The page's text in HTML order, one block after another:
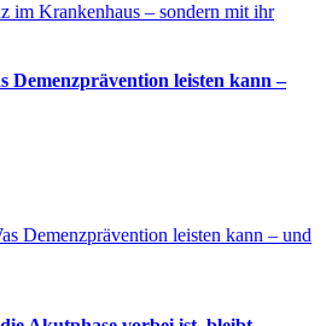
Demenzprävention leisten kann –